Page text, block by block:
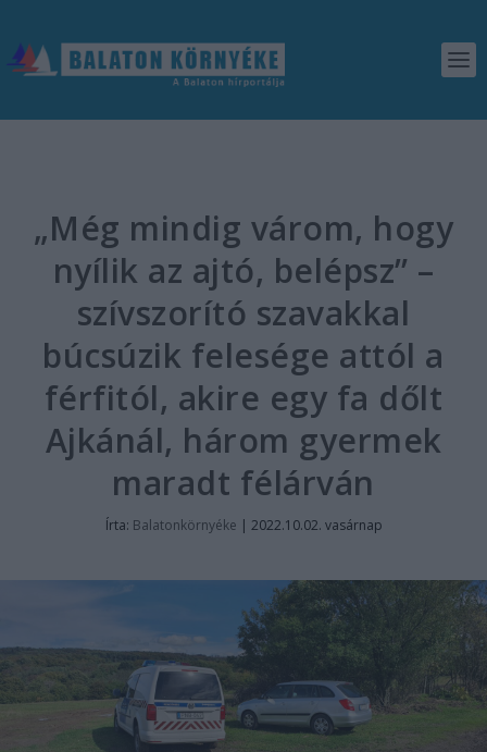
„Még mindig várom, hogy
nyílik az ajtó, belépsz” –
szívszorító szavakkal
búcsúzik felesége attól a
férfitól, akire egy fa dőlt
Ajkánál, három gyermek
maradt félárván
Írta: Balatonkörnyéke | 2022.10.02. vasárnap